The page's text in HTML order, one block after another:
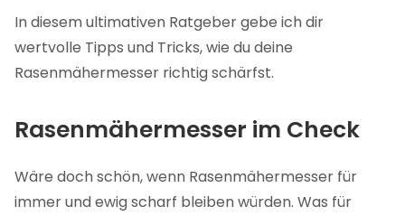
Möchtest du jetzt loslegen oder brauchst du
mehr Infos?
In diesem ultimativen Ratgeber gebe ich dir
wertvolle Tipps und Tricks, wie du deine
Rasenmähermesser richtig schärfst.
Rasenmähermesser im Check
Wäre doch schön, wenn Rasenmähermesser für
immer und ewig scharf bleiben würden. Was für